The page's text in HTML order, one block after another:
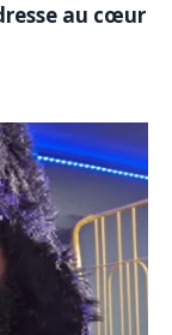
au cœur